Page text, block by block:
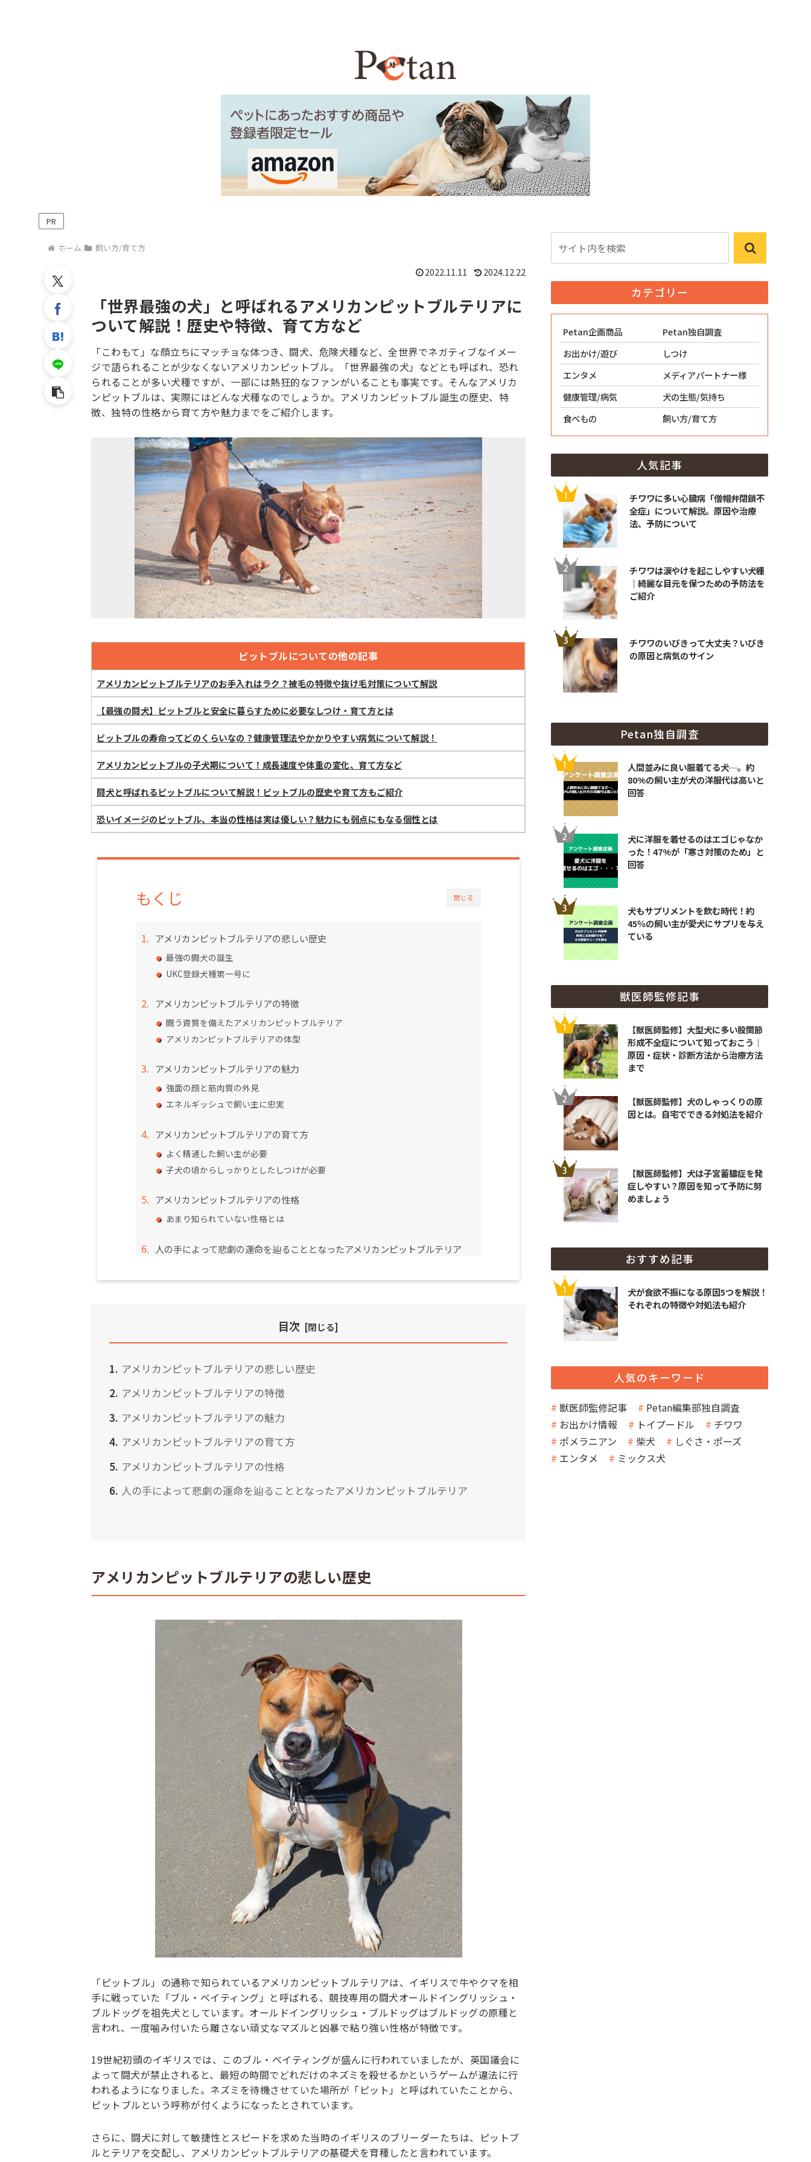
PR
ホーム 飼い方/育て方
「世界最強の犬」と呼ばれるアメリカンピットブルテリアに
ついて解説！歴史や特徴、育て方など
2022.11.11 2024.12.22
「こわもて」な顔立ちにマッチョな体つき、闘犬、危険犬種など、全世界でネガティブなイメー
ジで語られることが少なくないアメリカンピットブル。「世界最強の犬」などとも呼ばれ、恐れ
られることが多い犬種ですが、一部には熱狂的なファンがいることも事実です。そんなアメリカ
ンピットブルは、実際にはどんな犬種なのでしょうか。アメリカンピットブル誕生の歴史、特
徴、独特の性格から育て方や魅力までをご紹介します。
ピットブルについての他の記事
アメリカンピットブルテリアのお手入れはラク？被毛の特徴や抜け毛対策について解説
【最強の闘犬】ピットブルと安全に暮らすために必要なしつけ・育て方とは
ピットブルの寿命ってどのくらいなの？健康管理法やかかりやすい病気について解説！
アメリカンピットブルの子犬期について！成長速度や体重の変化、育て方など
闘犬と呼ばれるピットブルについて解説！ピットブルの歴史や育て方もご紹介
恐いイメージのピットブル、本当の性格は実は優しい？魅力にも弱点にもなる個性とは
閉じる
もくじ
アメリカンピットブルテリアの悲しい歴史
最強の闘犬の誕生
UKC登録犬種第一号に
アメリカンピットブルテリアの特徴
闘う資質を備えたアメリカンピットブルテリア
アメリカンピットブルテリアの体型
アメリカンピットブルテリアの魅力
強面の顔と筋肉質の外見
エネルギッシュで飼い主に忠実
アメリカンピットブルテリアの育て方
よく精通した飼い主が必要
子犬の頃からしっかりとしたしつけが必要
アメリカンピットブルテリアの性格
あまり知られていない性格とは
人の手によって悲劇の運命を辿ることとなったアメリカンピットブルテリア
目次
アメリカンピットブルテリアの悲しい歴史
アメリカンピットブルテリアの特徴
アメリカンピットブルテリアの魅力
アメリカンピットブルテリアの育て方
アメリカンピットブルテリアの性格
人の手によって悲劇の運命を辿ることとなったアメリカンピットブルテリア
アメリカンピットブルテリアの悲しい歴史
「ピットブル」の通称で知られているアメリカンピットブルテリアは、イギリスで牛やクマを相
手に戦っていた「ブル・ベイティング」と呼ばれる、競技専用の闘犬オールドイングリッシュ・
ブルドッグを祖先犬としています。オールドイングリッシュ・ブルドッグはブルドッグの原種と
言われ、一度噛み付いたら離さない頑丈なマズルと凶暴で粘り強い性格が特徴です。
19世紀初頭のイギリスでは、このブル・ベイティングが盛んに行われていましたが、英国議会に
よって闘犬が禁止されると、最短の時間でどれだけのネズミを殺せるかというゲームが違法に行
われるようになりました。ネズミを待機させていた場所が「ピット」と呼ばれていたことから、
ピットブルという呼称が付くようになったとされています。
さらに、闘犬に対して敏捷性とスピードを求めた当時のイギリスのブリーダーたちは、ピットブ
ルとテリアを交配し、アメリカンピットブルテリアの基礎犬を育種したと言われています。
カテゴリー
Petan企画商品
Petan独自調査
お出かけ/遊び
しつけ
エンタメ
メディアパートナー様
健康管理/病気
犬の生態/気持ち
食べもの
飼い方/育て方
人気記事
チワワに多い心臓病「僧帽弁閉鎖不
全症」について解説。原因や治療
法、予防について
チワワは涙やけを起こしやすい犬種
｜綺麗な目元を保つための予防法を
ご紹介
チワワのいびきって大丈夫？いびき
の原因と病気のサイン
Petan独自調査
人間並みに良い服着てる犬…。約
80%の飼い主が犬の洋服代は高いと
回答
犬に洋服を着せるのはエゴじゃなか
った！47%が「寒さ対策のため」と
回答
犬もサプリメントを飲む時代！約
45％の飼い主が愛犬にサプリを与え
ている
獣医師監修記事
【獣医師監修】大型犬に多い股関節
形成不全症について知っておこう｜
原因・症状・診断方法から治療方法
まで
【獣医師監修】犬のしゃっくりの原
因とは。自宅でできる対処法を紹介
【獣医師監修】犬は子宮蓄膿症を発
症しやすい？原因を知って予防に努
めましょう
おすすめ記事
犬が食欲不振になる原因5つを解説！
それぞれの特徴や対処法も紹介
人気のキーワード
獣医師監修記事
Petan編集部独自調査
お出かけ情報
トイプードル
チワワ
ポメラニアン
柴犬
しぐさ・ポーズ
エンタメ
ミックス犬